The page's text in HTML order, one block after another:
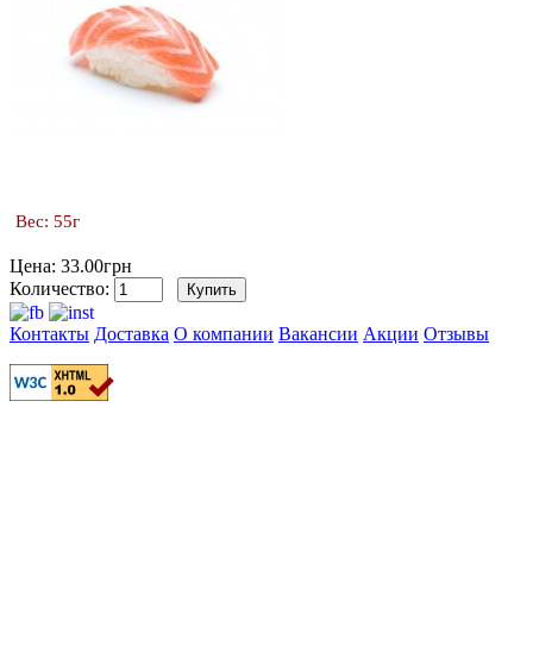
Вес: 55г
Цена: 33.00грн
Количество:
Контакты Доставка О компании Вакансии Акции Отзывы